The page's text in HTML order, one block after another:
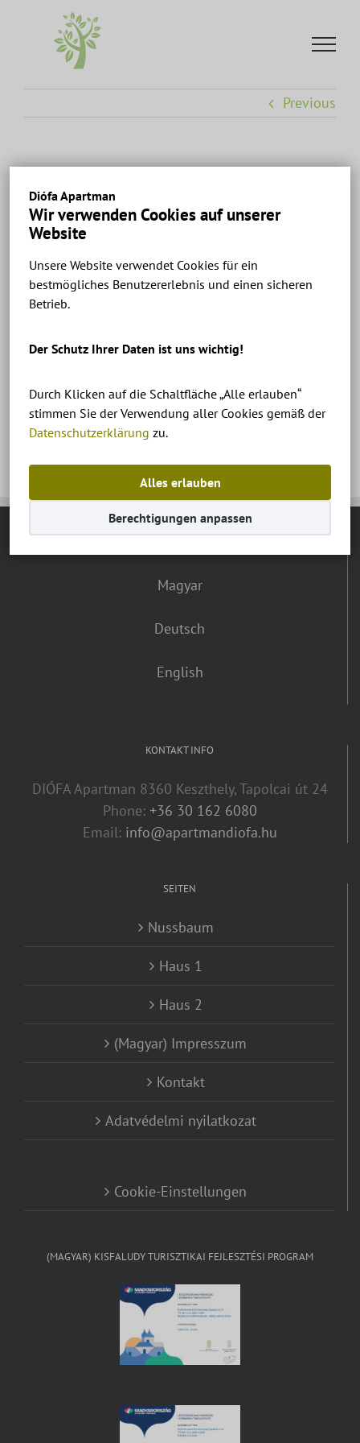
Diófa Apartman
Wir verwenden Cookies auf unserer
Website
Unsere Website verwendet Cookies für ein
bestmögliches Benutzererlebnis und einen sicheren
Betrieb.
Der Schutz Ihrer Daten ist uns wichtig!
Durch Klicken auf die Schaltfläche „Alle erlauben“
stimmen Sie der Verwendung aller Cookies gemäß der
Datenschutzerklärung zu.
Alles erlauben
Berechtigungen anpassen
Previous
Zalakaros, termálfürdő
Magyar
Deutsch
English
KONTAKT INFO
DIÓFA Apartman 8360 Keszthely, Tapolcai út 24
Phone: +36 30 162 6080
Email: info@apartmandiofa.hu
SEITEN
Nussbaum
Haus 1
Haus 2
(Magyar) Impresszum
Kontakt
Adatvédelmi nyilatkozat
Cookie-Einstellungen
(MAGYAR) KISFALUDY TURISZTIKAI FEJLESZTÉSI PROGRAM